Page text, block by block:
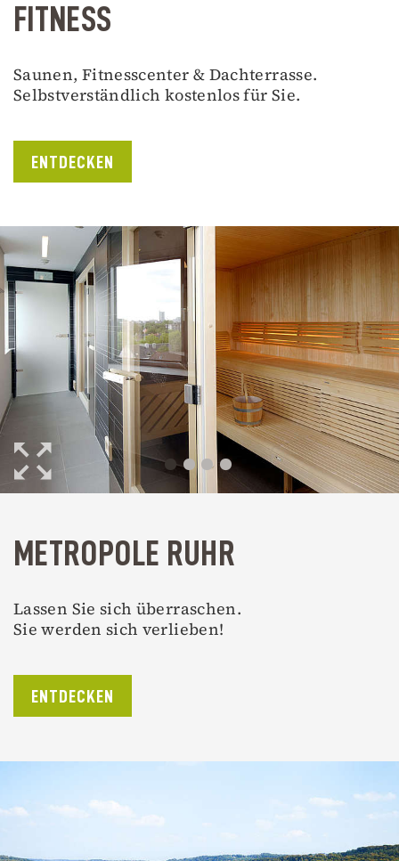
FITNESS
Saunen, Fitnesscenter & Dachterrasse.
Selbstverständlich kostenlos für Sie.
ENTDECKEN
METROPOLE RUHR
Lassen Sie sich überraschen.
Sie werden sich verlieben!
ENTDECKEN